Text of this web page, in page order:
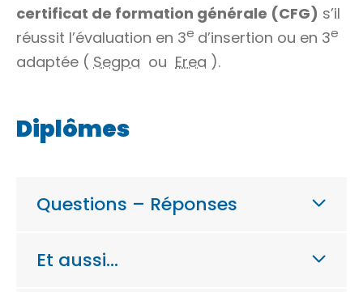
certificat de formation générale (CFG) s’il
réussit l’évaluation en 3e d’insertion ou en 3e
adaptée ( Segpa ou Erea ).
Diplômes
Questions – Réponses
Et aussi…